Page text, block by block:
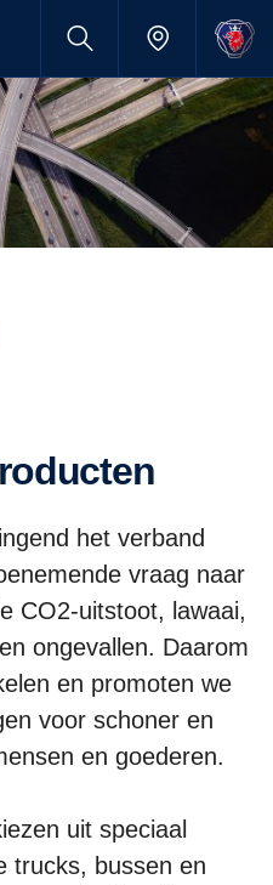
het verband
vraag naar
CO2-uitstoot, lawaai,
ongevallen. Daarom
en promoten we
voor schoner en
en goederen.
uit speciaal
trucks, bussen en